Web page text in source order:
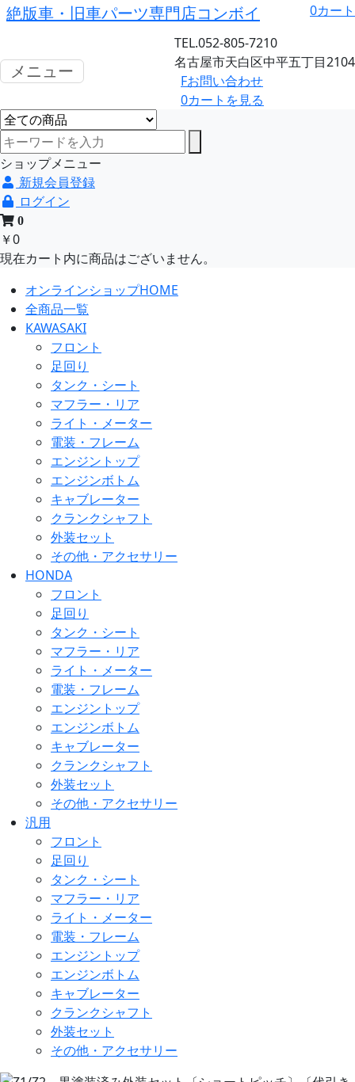
絶版車・旧車パーツ専門店コンボイ 0カート
メニュー
TEL.052-805-7210
名古屋市天白区中平五丁目2104
Fお問い合わせ
0カートを見る
ショップメニュー
新規会員登録
ログイン
0
￥0
現在カート内に商品はございません。
オンラインショップHOME
全商品一覧
KAWASAKI
フロント
足回り
タンク・シート
マフラー・リア
ライト・メーター
電装・フレーム
エンジントップ
エンジンボトム
キャブレーター
クランクシャフト
外装セット
その他・アクセサリー
HONDA
フロント
足回り
タンク・シート
マフラー・リア
ライト・メーター
電装・フレーム
エンジントップ
エンジンボトム
キャブレーター
クランクシャフト
外装セット
その他・アクセサリー
汎用
フロント
足回り
タンク・シート
マフラー・リア
ライト・メーター
電装・フレーム
エンジントップ
エンジンボトム
キャブレーター
クランクシャフト
外装セット
その他・アクセサリー